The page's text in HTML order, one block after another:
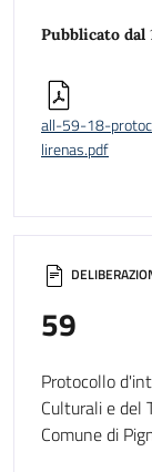
59
Protocollo
Culturali e del
Comune di
Pubblicato dal
all-59-18-
lirenas.pdf